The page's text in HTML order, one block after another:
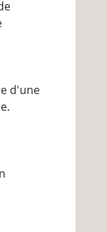
d'une